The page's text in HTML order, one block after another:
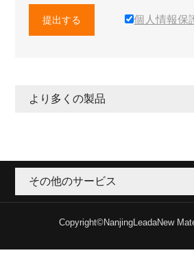
提出する 個人情報保
より多くの製品
その他のサービス
Copyright©NanjingLeadaNew